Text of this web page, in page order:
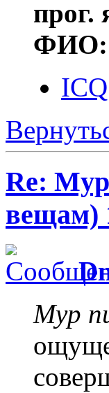
прог.
ФИО:
ICQ
Re:
вещам)
Myp